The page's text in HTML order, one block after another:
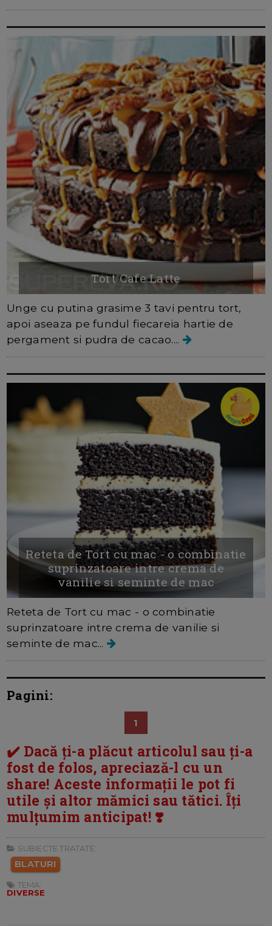
Tort Cafe Latte
Unge cu putina grasime 3 tavi pentru tort,
apoi aseaza pe fundul fiecareia hartie de
pergament si pudra de cacao....
Reteta de Tort cu mac - o combinatie
suprinzatoare intre crema de
vanilie si seminte de mac
Reteta de Tort cu mac - o combinatie
suprinzatoare intre crema de vanilie si
seminte de mac...
Pagini:
1
✔️ Dacă ți-a plăcut articolul sau ți-a
fost de folos, apreciază-l cu un
share! Aceste informații le pot fi
utile și altor mămici sau tătici. Îți
mulțumim anticipat! ❣️
SUBIECTE TRATATE:
BLATURI
TEMA:
DIVERSE